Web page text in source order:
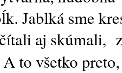
Jablká sme
aj skúmali,
to všetko